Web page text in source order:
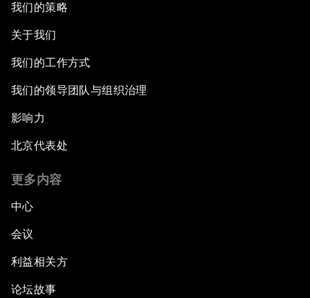
我们的策略
关于我们
我们的工作方式
我们的领导团队与组织治理
影响力
北京代表处
更多内容
中心
会议
利益相关方
论坛故事